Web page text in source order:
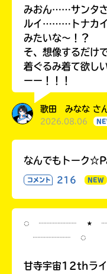
みおん……サンタさ
ルイ………トナカイ
みたいな〜！？
そ、想像するだけ
着ぐるみ着て欲し
ーー！！！
歌田 みなな さ
2026.08.06
なんでもトーク
コメント 216 NEW
◌ ┈┈┈┈ ⋆
┈┈┈┈ ◌
甘寺宇宙12thライ